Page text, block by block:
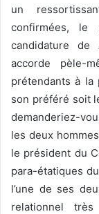
un
confirmées,
candidature de
accorde pèle-
prétendants à la
son préféré soit
demanderiez-
les deux
le président du
para-étatiques
l’une de ses
relationnel